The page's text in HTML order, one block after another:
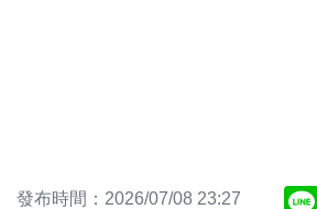
發布時間：2026/07/08 23:27